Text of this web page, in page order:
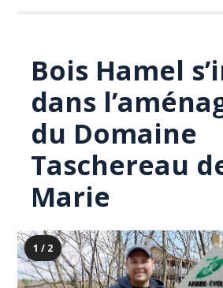
Bois Hamel
dans
du Domaine
Taschereau
Marie
1 / 2